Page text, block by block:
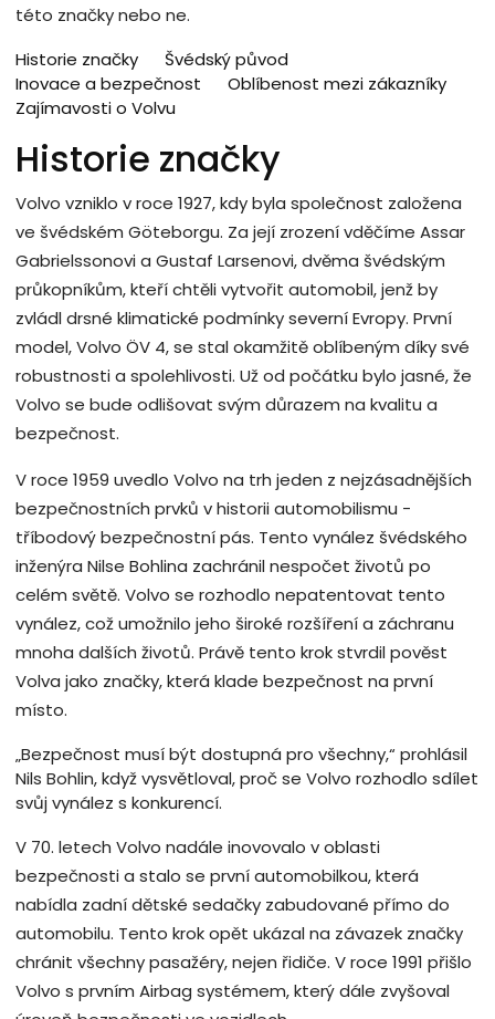
této značky nebo ne.
Historie značky
Švédský původ
Inovace a bezpečnost
Oblíbenost mezi zákazníky
Zajímavosti o Volvu
Historie značky
Volvo vzniklo v roce 1927, kdy byla společnost založena
ve švédském Göteborgu. Za její zrození vděčíme Assar
Gabrielssonovi a Gustaf Larsenovi, dvěma švédským
průkopníkům, kteří chtěli vytvořit automobil, jenž by
zvládl drsné klimatické podmínky severní Evropy. První
model, Volvo ÖV 4, se stal okamžitě oblíbeným díky své
robustnosti a spolehlivosti. Už od počátku bylo jasné, že
Volvo se bude odlišovat svým důrazem na kvalitu a
bezpečnost.
V roce 1959 uvedlo Volvo na trh jeden z nejzásadnějších
bezpečnostních prvků v historii automobilismu -
tříbodový bezpečnostní pás. Tento vynález švédského
inženýra Nilse Bohlina zachránil nespočet životů po
celém světě. Volvo se rozhodlo nepatentovat tento
vynález, což umožnilo jeho široké rozšíření a záchranu
mnoha dalších životů. Právě tento krok stvrdil pověst
Volva jako značky, která klade bezpečnost na první
místo.
„Bezpečnost musí být dostupná pro všechny,“ prohlásil
Nils Bohlin, když vysvětloval, proč se Volvo rozhodlo sdílet
svůj vynález s konkurencí.
V 70. letech Volvo nadále inovovalo v oblasti
bezpečnosti a stalo se první automobilkou, která
nabídla zadní dětské sedačky zabudované přímo do
automobilu. Tento krok opět ukázal na závazek značky
chránit všechny pasažéry, nejen řidiče. V roce 1991 přišlo
Volvo s prvním Airbag systémem, který dále zvyšoval